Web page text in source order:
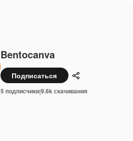
Bentocanva
Подписаться Поделиться
5 подписчики|9.6k скачивания